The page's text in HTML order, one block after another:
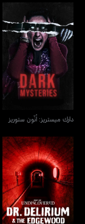
دارك ميستريز: أنّون ستوريز
دارك ميستريز: أنّون ستوريز
د. ديليريوم أند ذا إدجود
إكسبيرمنتس